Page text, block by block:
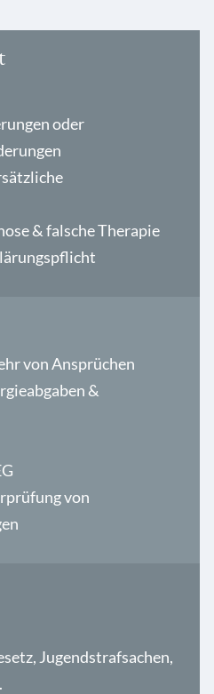
oder
& falsche Therapie
von Ansprüchen
&
von
Jugendstrafsachen,